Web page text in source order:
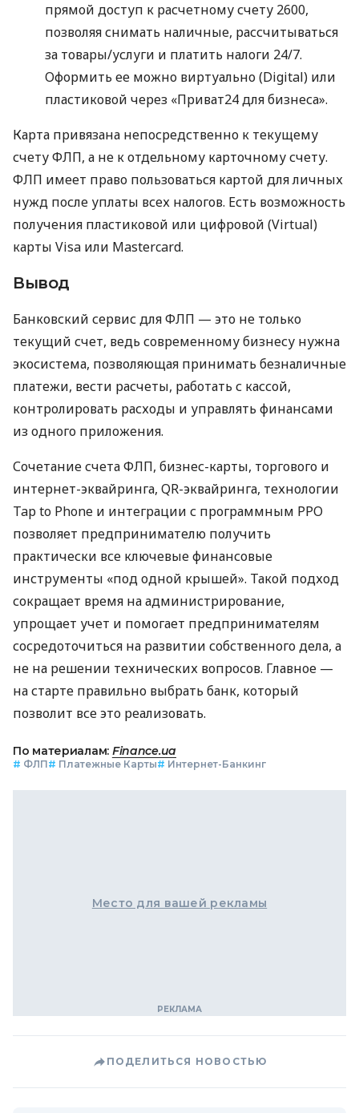
прямой доступ к расчетному счету 2600,
позволяя снимать наличные, рассчитываться
за товары/услуги и платить налоги 24/7.
Оформить ее можно виртуально (Digital) или
пластиковой через «Приват24 для бизнеса».
Карта привязана непосредственно к текущему
счету ФЛП, а не к отдельному карточному счету.
ФЛП имеет право пользоваться картой для личных
нужд после уплаты всех налогов. Есть возможность
получения пластиковой или цифровой (Virtual)
карты Visa или Mastercard.
Вывод
Банковский сервис для ФЛП — это не только
текущий счет, ведь современному бизнесу нужна
экосистема, позволяющая принимать безналичные
платежи, вести расчеты, работать с кассой,
контролировать расходы и управлять финансами
из одного приложения.
Сочетание счета ФЛП, бизнес-карты, торгового и
интернет-эквайринга, QR-эквайринга, технологии
Tap to Phone и интеграции с программным РРО
позволяет предпринимателю получить
практически все ключевые финансовые
инструменты «под одной крышей». Такой подход
сокращает время на администрирование,
упрощает учет и помогает предпринимателям
сосредоточиться на развитии собственного дела, а
не на решении технических вопросов. Главное —
на старте правильно выбрать банк, который
позволит все это реализовать.
По материалам: Finance.ua
# ФЛП# Платежные Карты# Интернет-Банкинг
Место для вашей рекламы
ПОДЕЛИТЬСЯ НОВОСТЬЮ